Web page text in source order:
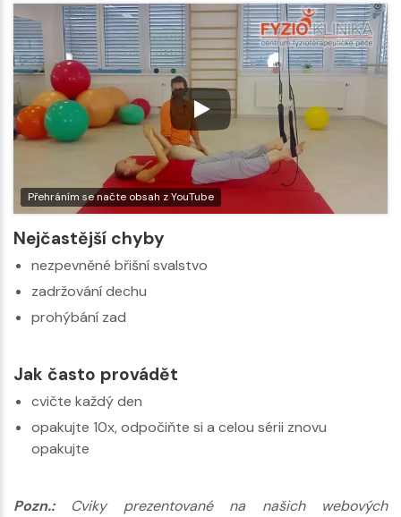
Přehráním se načte obsah z YouTube
Nejčastější chyby
nezpevněné břišní svalstvo
zadržování dechu
prohýbání zad
Jak často provádět
cvičte každý den
opakujte 10x, odpočiňte si a celou sérii znovu
opakujte
Pozn.: Cviky prezentované na našich webových